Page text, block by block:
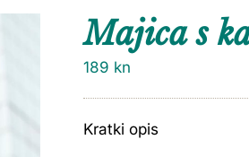
Majica s
189 kn
Kratki opis